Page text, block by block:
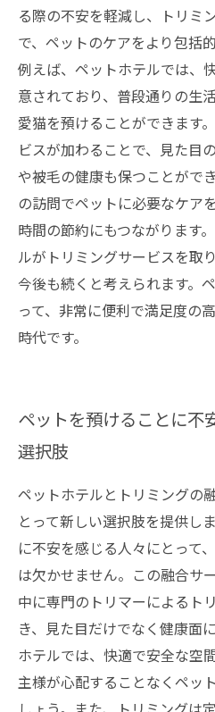
る際の不安を軽減し、トリミ
で、ペットのケアをより包括
例えば、ペットホテルでは、
意されており、普段通りの生
愛猫を預けることができます
ビスが加わることで、見た目
や被毛の健康も保つことがで
の訪問でペットに必要なケア
時間の節約にもつながります
ルがトリミングサービスを取
今後も続くと考えられます。
って、非常に便利で満足度の
時代です。
ペットを預けることに不
選択肢
ペットホテルとトリミングの
とって新しい選択肢を提供し
に不安を感じる人々にとって
は欠かせません。この融合サ
中に専門のトリマーによるト
き、見た目だけでなく健康面
ホテルでは、快適で安全な空
主様が心配することなくペッ